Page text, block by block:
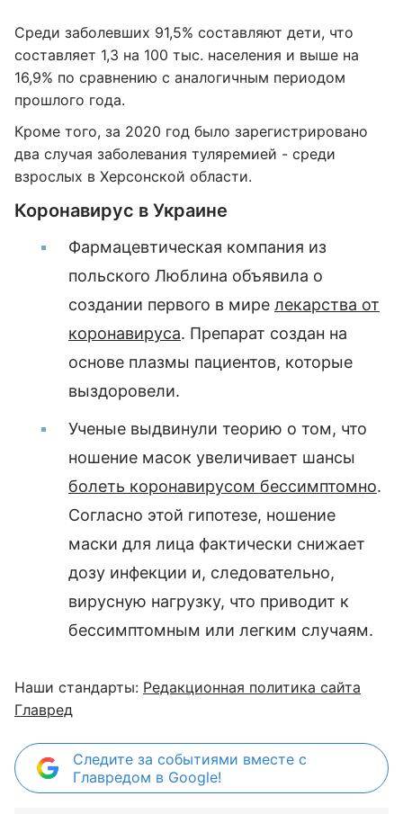
Среди заболевших 91,5% составляют дети, что
составляет 1,3 на 100 тыс. населения и выше на
16,9% по сравнению с аналогичным периодом
прошлого года.
Кроме того, за 2020 год было зарегистрировано
два случая заболевания туляремией - среди
взрослых в Херсонской области.
Коронавирус в Украине
Фармацевтическая компания из
польского Люблина объявила о
создании первого в мире лекарства от
коронавируса. Препарат создан на
основе плазмы пациентов, которые
выздоровели.
Ученые выдвинули теорию о том, что
ношение масок увеличивает шансы
болеть коронавирусом бессимптомно.
Согласно этой гипотезе, ношение
маски для лица фактически снижает
дозу инфекции и, следовательно,
вирусную нагрузку, что приводит к
бессимптомным или легким случаям.
Наши стандарты: Редакционная политика сайта
Главред
Следите за событиями вместе с
Главредом в Google!